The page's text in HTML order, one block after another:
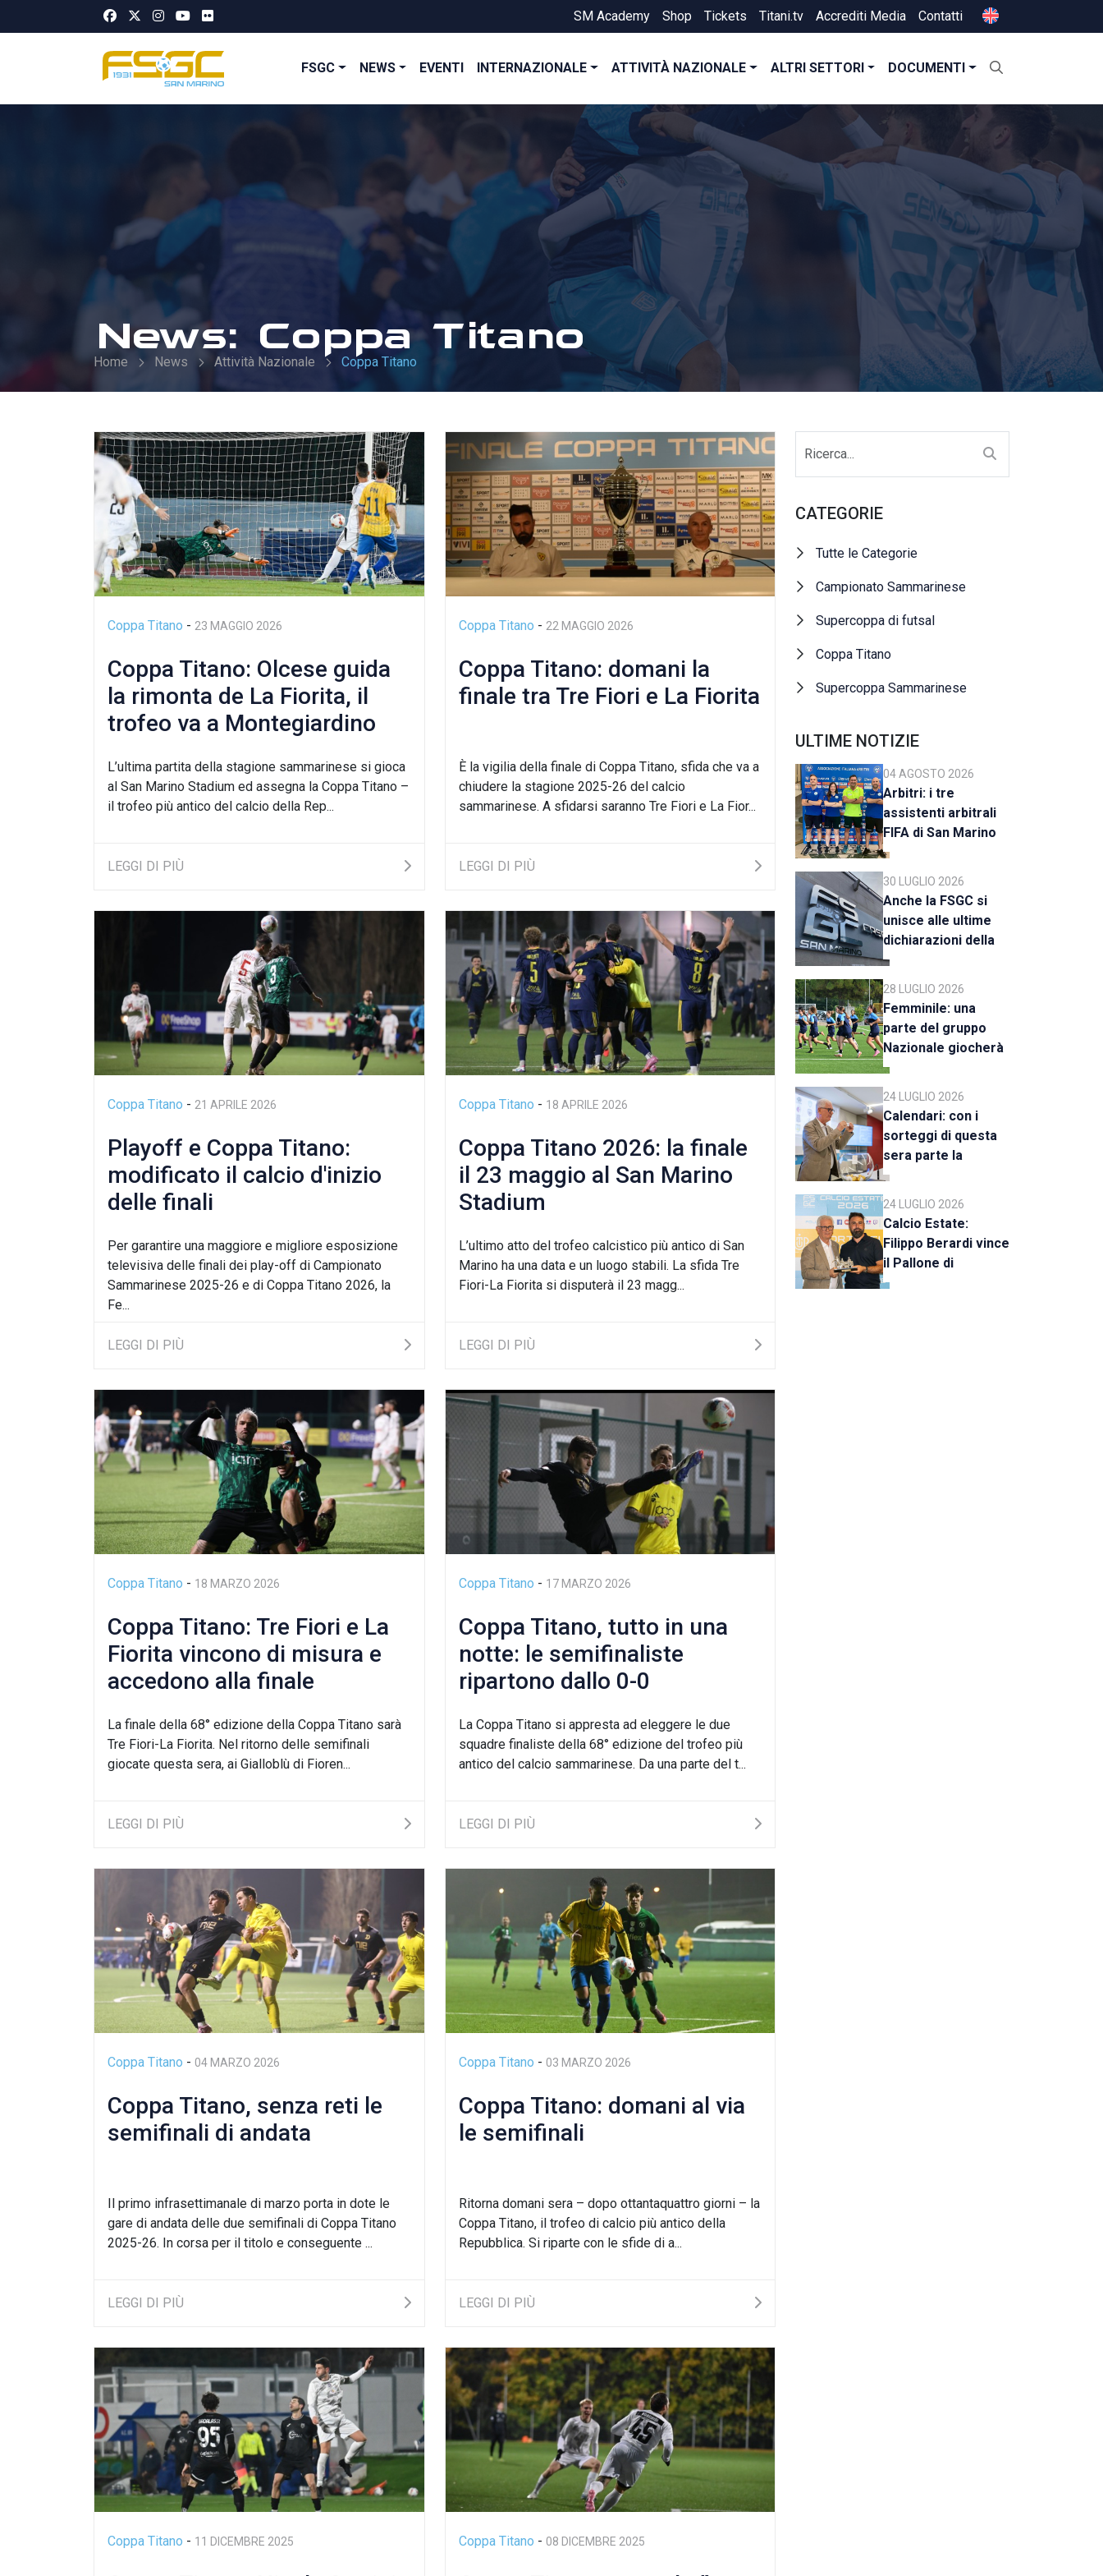
SM Academy Shop Tickets Titani.tv Accrediti Media Contatti
FSGC NEWS EVENTI INTERNAZIONALE ATTIVITÀ NAZIONALE ALTRI SETTORI DOCUMENTI
News: Coppa Titano
Home News Attività Nazionale Coppa Titano
Coppa Titano - 23 MAGGIO 2026
Coppa Titano: Olcese guida
la rimonta de La Fiorita, il
trofeo va a Montegiardino
L’ultima partita della stagione sammarinese si gioca
al San Marino Stadium ed assegna la Coppa Titano –
il trofeo più antico del calcio della Rep...
LEGGI DI PIÙ
Coppa Titano - 22 MAGGIO 2026
Coppa Titano: domani la
finale tra Tre Fiori e La Fiorita
È la vigilia della finale di Coppa Titano, sfida che va a
chiudere la stagione 2025-26 del calcio
sammarinese. A sfidarsi saranno Tre Fiori e La Fior...
LEGGI DI PIÙ
Coppa Titano - 21 APRILE 2026
Playoff e Coppa Titano:
modificato il calcio d'inizio
delle finali
Per garantire una maggiore e migliore esposizione
televisiva delle finali dei play-off di Campionato
Sammarinese 2025-26 e di Coppa Titano 2026, la
Fe...
LEGGI DI PIÙ
Coppa Titano - 18 APRILE 2026
Coppa Titano 2026: la finale
il 23 maggio al San Marino
Stadium
L’ultimo atto del trofeo calcistico più antico di San
Marino ha una data e un luogo stabili. La sfida Tre
Fiori-La Fiorita si disputerà il 23 magg...
LEGGI DI PIÙ
Coppa Titano - 18 MARZO 2026
Coppa Titano: Tre Fiori e La
Fiorita vincono di misura e
accedono alla finale
La finale della 68° edizione della Coppa Titano sarà
Tre Fiori-La Fiorita. Nel ritorno delle semifinali
giocate questa sera, ai Gialloblù di Fioren...
LEGGI DI PIÙ
Coppa Titano - 17 MARZO 2026
Coppa Titano, tutto in una
notte: le semifinaliste
ripartono dallo 0-0
La Coppa Titano si appresta ad eleggere le due
squadre finaliste della 68° edizione del trofeo più
antico del calcio sammarinese. Da una parte del t...
LEGGI DI PIÙ
Coppa Titano - 04 MARZO 2026
Coppa Titano, senza reti le
semifinali di andata
Il primo infrasettimanale di marzo porta in dote le
gare di andata delle due semifinali di Coppa Titano
2025-26. In corsa per il titolo e conseguente ...
LEGGI DI PIÙ
Coppa Titano - 03 MARZO 2026
Coppa Titano: domani al via
le semifinali
Ritorna domani sera – dopo ottantaquattro giorni – la
Coppa Titano, il trofeo di calcio più antico della
Repubblica. Si riparte con le sfide di a...
LEGGI DI PIÙ
Coppa Titano - 11 DICEMBRE 2025 Coppa Titano - 08 DICEMBRE 2025
CATEGORIE
Tutte le Categorie
Campionato Sammarinese
Supercoppa di futsal
Coppa Titano
Supercoppa Sammarinese
ULTIME NOTIZIE
04 AGOSTO 2026
Arbitri: i tre
assistenti arbitrali
FIFA di San Marino
al raduno della CAN
C
30 LUGLIO 2026
Anche la FSGC si
unisce alle ultime
dichiarazioni della
UEFA
28 LUGLIO 2026
Femminile: una
parte del gruppo
Nazionale giocherà
a Rimini
24 LUGLIO 2026
Calendari: con i
sorteggi di questa
sera parte la
stagione 2026-27
24 LUGLIO 2026
Calcio Estate:
Filippo Berardi vince
il Pallone di
Cristallo, al Tre Fiori